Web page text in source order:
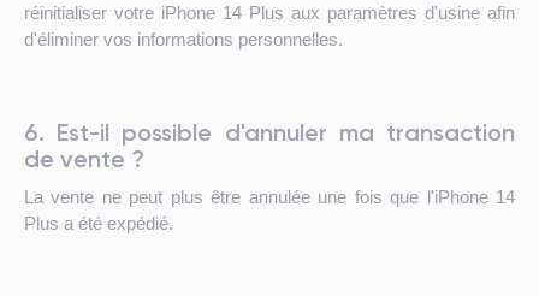
réinitialiser votre iPhone 14 Plus aux paramètres d'usine afin
d'éliminer vos informations personnelles.
6. Est-il possible d'annuler ma transaction
de vente ?
La vente ne peut plus être annulée une fois que l'iPhone 14
Plus a été expédié.